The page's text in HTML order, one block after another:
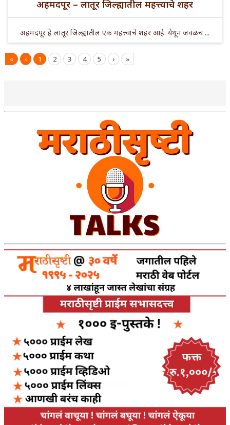
अहमदपूर – लातूर जिल्ह्यातील महत्त्वाचे शहर
अहमदपूर हे लातूर जिल्ह्यातील एक महत्त्वाचे शहर आहे. येथून जवळच ...
« ‹ 1 2 3 4 5 › »